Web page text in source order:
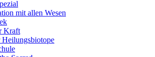
mit allen Wesen
Kraft
Heilungsbiotope